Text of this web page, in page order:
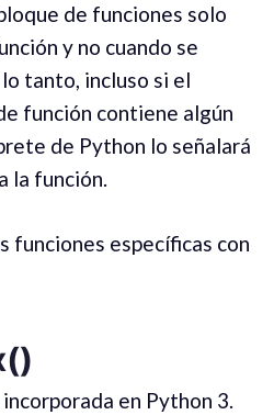
de funciones solo
y no cuando se
tanto, incluso si el
función contiene algún
de Python lo señalará
la función.
funciones específicas con
en Python 3.